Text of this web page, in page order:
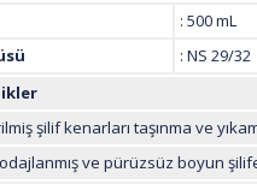
:
: NS 29/32
şilif kenarları taşınma ve
ve pürüzsüz boyun